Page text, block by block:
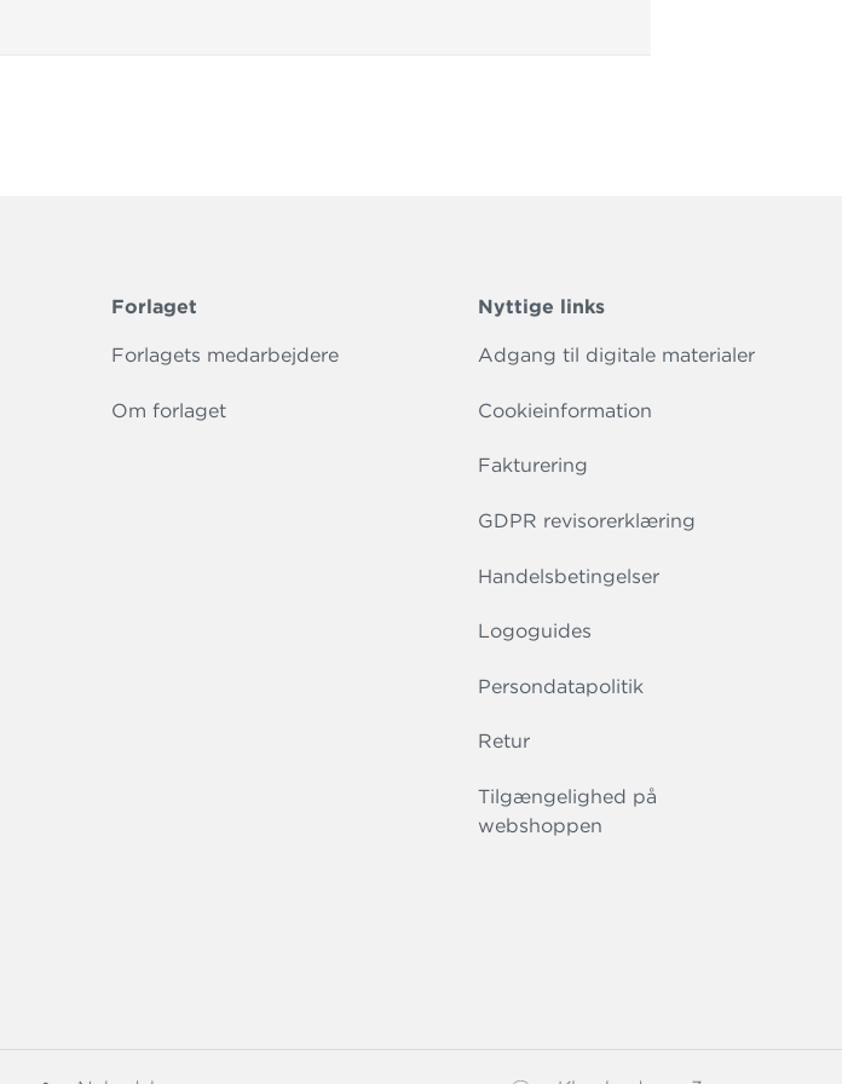
Forlaget
Forlagets medarbejdere
Om forlaget
Nyttige links
Adgang til digitale materialer
Cookieinformation
Fakturering
GDPR revisorerklæring
Handelsbetingelser
Logoguides
Persondatapolitik
Retur
Tilgængelighed på
webshoppen